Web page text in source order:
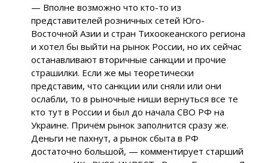
— Вполне возможно что кто-то из
представителей розничных сетей Юго-
Восточной Азии и стран Тихоокеанского региона
и хотел бы выйти на рынок России, но их сейчас
останавливают вторичные санкции и прочие
страшилки. Если же мы теоретически
представим, что санкции или сняли или они
ослабли, то в рыночные ниши вернуться все те
кто тут в России и был до начала СВО РФ на
Украине. Причём рынок заполнится сразу же.
Деньги не пахнут, а рынок сбыта в РФ
достаточно большой, — комментирует старший